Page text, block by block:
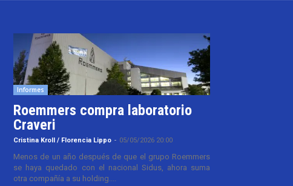
Informes
Roemmers compra laboratorio
Craveri
Cristina Kroll / Florencia Lippo - 05/05/2026 20:00
Menos de un año después de que el grupo Roemmers
se haya quedado con el nacional Sidus, ahora suma
otra compañía a su holding....